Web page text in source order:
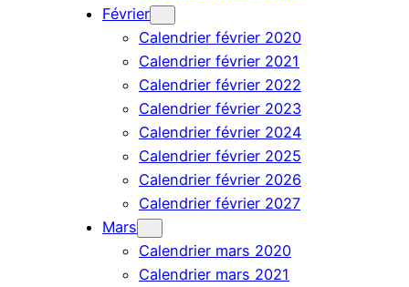
Février
Calendrier février 2020
Calendrier février 2021
Calendrier février 2022
Calendrier février 2023
Calendrier février 2024
Calendrier février 2025
Calendrier février 2026
Calendrier février 2027
Mars
Calendrier mars 2020
Calendrier mars 2021